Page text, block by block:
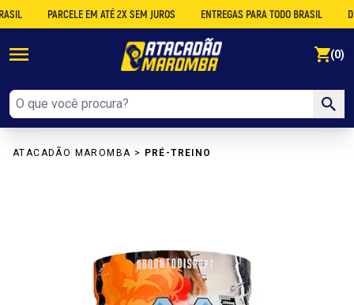
PARCELE EM ATÉ 2X SEM JUROS ENTREGAS PARA TODO BRASIL
(0)
ATACADÃO MAROMBA > PRÉ-TREINO